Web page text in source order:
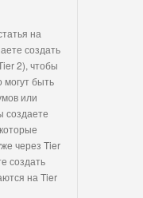
на
создать
2), чтобы
могут быть
или
создаете
через Tier
создать
на Tier